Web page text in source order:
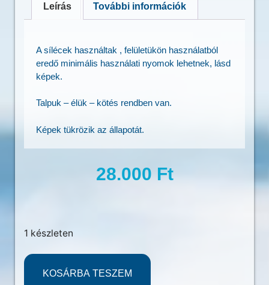
Leírás További információk
A sílécek használtak , felületükön használatból
eredő minimális használati nyomok lehetnek, lásd
képek.
Talpuk – élük – kötés rendben van.
Képek tükrözik az állapotát.
28.000 Ft
1 készleten
KOSÁRBA TESZEM